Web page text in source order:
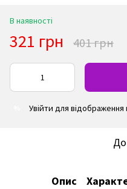
В наявності
321 грн 401 грн
Увійти для відображення
Опис